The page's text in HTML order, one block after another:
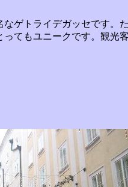
なゲトライデガッセです。
ってもユニークです。観光